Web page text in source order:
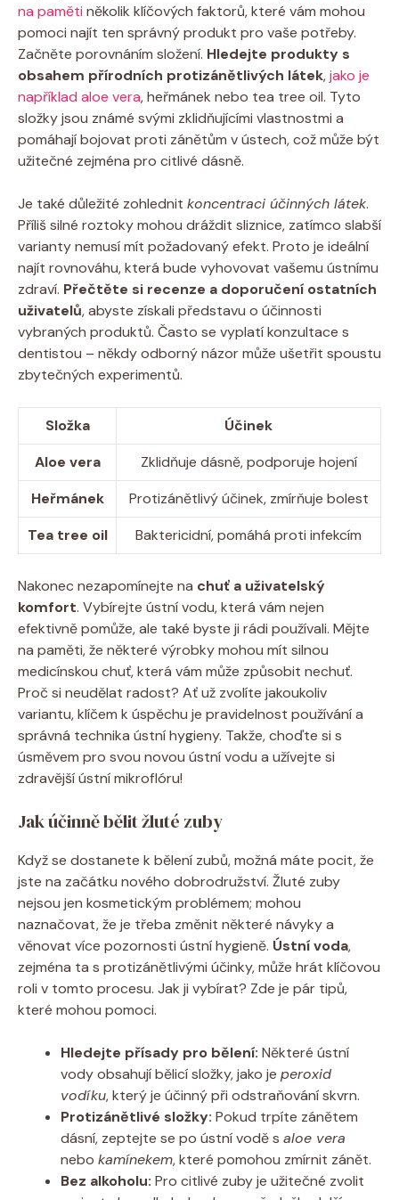
na paměti několik klíčových faktorů, které vám mohou
pomoci najít ten správný produkt pro vaše potřeby.
Začněte porovnáním složení. Hledejte produkty s
obsahem přírodních protizánětlivých látek,jako je
například aloe vera, heřmánek nebo tea tree oil. Tyto
složky jsou známé svými zklidňujícími vlastnostmi a
pomáhají bojovat proti zánětům v ústech, což může být
užitečné zejména pro citlivé dásně.
Je také důležité zohlednit koncentraci účinných látek.
Příliš silné roztoky mohou dráždit sliznice, zatímco slabší
varianty nemusí mít požadovaný efekt. Proto je ideální
najít rovnováhu, která bude vyhovovat vašemu ústnímu
zdraví. Přečtěte si recenze a doporučení ostatních
uživatelů, abyste získali představu o účinnosti
vybraných produktů. Často se vyplatí konzultace s
dentistou – někdy odborný názor může ušetřit spoustu
zbytečných experimentů.
Složka
Účinek
Aloe vera
Zklidňuje dásně, podporuje hojení
Heřmánek
Protizánětlivý účinek, zmírňuje bolest
Tea tree oil
Baktericidní, pomáhá proti infekcím
Nakonec nezapomínejte na chuť a uživatelský
komfort. Vybírejte ústní vodu, která vám nejen
efektivně pomůže, ale také byste ji rádi používali. Mějte
na paměti, že některé výrobky mohou mít silnou
medicínskou chuť, která vám může způsobit nechuť.
Proč si neudělat radost? Ať už zvolíte jakoukoliv
variantu, klíčem k úspěchu je pravidelnost používání a
správná technika ústní hygieny. Takže, choďte si s
úsměvem pro svou novou ústní vodu a užívejte si
zdravější ústní mikroflóru!
Jak účinně bělit žluté zuby
Když se dostanete k bělení zubů, možná máte pocit, že
jste na začátku nového dobrodružství. Žluté zuby
nejsou jen kosmetickým problémem; mohou
naznačovat, že je třeba změnit některé návyky a
věnovat více pozornosti ústní hygieně. Ústní voda,
zejména ta s protizánětlivými účinky, může hrát klíčovou
roli v tomto procesu. Jak ji vybírat? Zde je pár tipů,
které mohou pomoci.
Hledejte přísady pro bělení: Některé ústní
vody obsahují bělicí složky, jako je peroxid
vodíku, který je účinný při odstraňování skvrn.
Protizánětlivé složky: Pokud trpíte zánětem
dásní, zeptejte se po ústní vodě s aloe vera
nebo kamínekem, které pomohou zmírnit zánět.
Bez alkoholu: Pro citlivé zuby je užitečné zvolit